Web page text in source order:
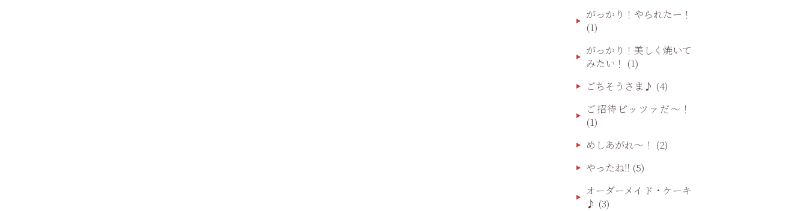
がっかり！やられたー！
(1)
がっかり！美しく焼いて
みたい！ (1)
ごちそうさま♪ (4)
ご招待ピッツァだ〜！
(1)
めしあがれ～！ (2)
やったね‼️ (5)
オーダーメイド・ケーキ
♪ (3)